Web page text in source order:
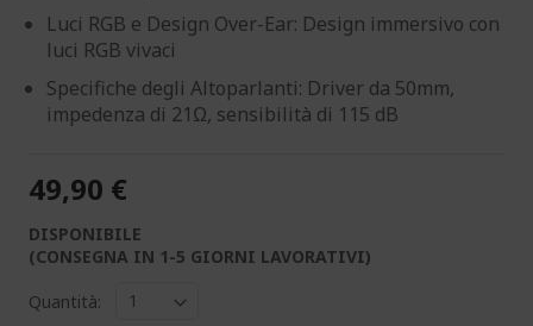
Luci RGB e Design Over-Ear: Design immersivo con
luci RGB vivaci
Specifiche degli Altoparlanti: Driver da 50mm,
impedenza di 21Ω, sensibilità di 115 dB
49,90 €
DISPONIBILE
(CONSEGNA IN 1-5 GIORNI LAVORATIVI)
Quantità: